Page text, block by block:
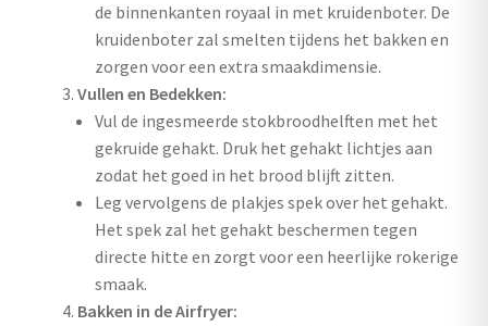
de binnenkanten royaal in met kruidenboter. De
kruidenboter zal smelten tijdens het bakken en
zorgen voor een extra smaakdimensie.
Vullen en Bedekken:
Vul de ingesmeerde stokbroodhelften met het
gekruide gehakt. Druk het gehakt lichtjes aan
zodat het goed in het brood blijft zitten.
Leg vervolgens de plakjes spek over het gehakt.
Het spek zal het gehakt beschermen tegen
directe hitte en zorgt voor een heerlijke rokerige
smaak.
Bakken in de Airfryer: